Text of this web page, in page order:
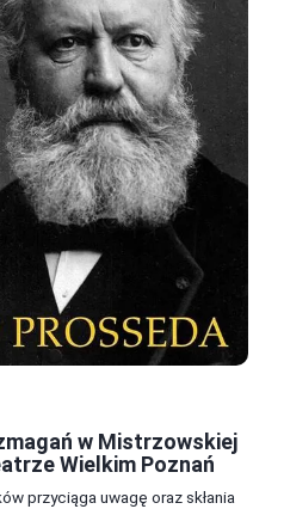
w Mistrzowskiej
Wielkim Poznań
przyciąga uwagę oraz skłania